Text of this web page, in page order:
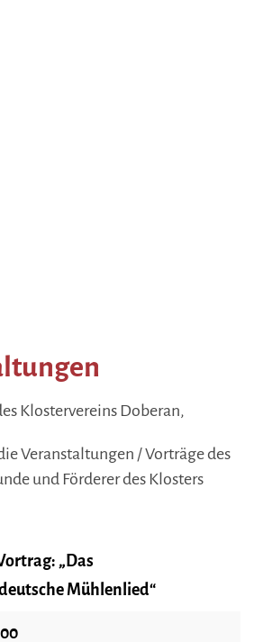
Klostervereins Doberan,
Veranstaltungen / Vorträge des
und Förderer des Klosters
„Das
Mühlenlied“